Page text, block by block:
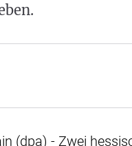
(dpa) - Zwei